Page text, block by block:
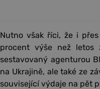
Nutno však říci, že i
procent výše než letos
sestavovaný agenturou
na Ukrajině, ale také ze
související výdaje na pět